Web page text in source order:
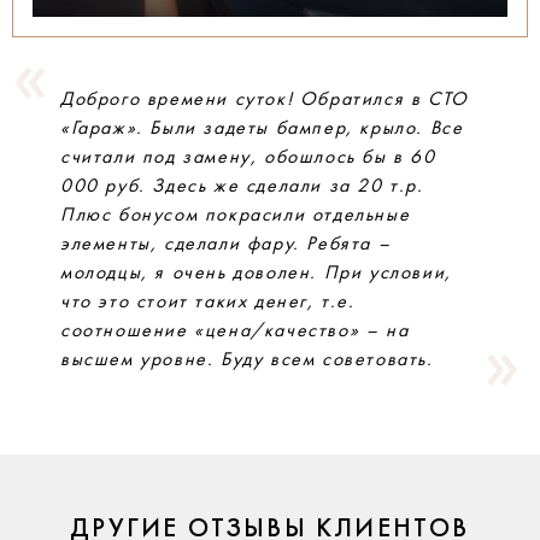
Доброго времени суток! Обратился в СТО
«Гараж». Были задеты бампер, крыло. Все
считали под замену, обошлось бы в 60
000 руб. Здесь же сделали за 20 т.р.
Плюс бонусом покрасили отдельные
элементы, сделали фару. Ребята –
молодцы, я очень доволен. При условии,
что это стоит таких денег, т.е.
соотношение «цена/качество» – на
высшем уровне. Буду всем советовать.
ДРУГИЕ ОТЗЫВЫ КЛИЕНТОВ